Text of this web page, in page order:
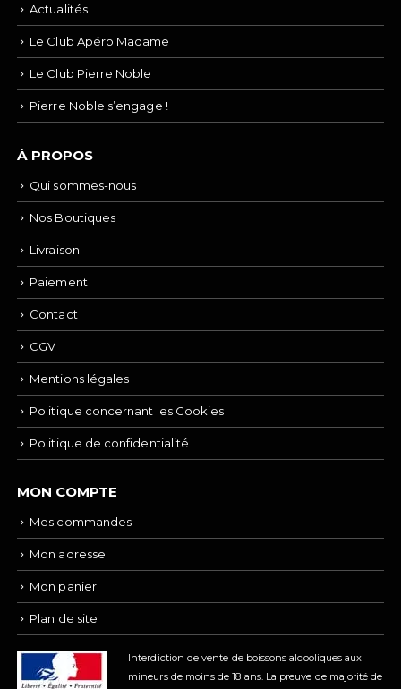
Actualités
Le Club Apéro Madame
Le Club Pierre Noble
Pierre Noble s’engage !
À PROPOS
Qui sommes-nous
Nos Boutiques
Livraison
Paiement
Contact
CGV
Mentions légales
Politique concernant les Cookies
Politique de confidentialité
MON COMPTE
Mes commandes
Mon adresse
Mon panier
Plan de site
Interdiction de vente de boissons alcooliques aux
mineurs de moins de 18 ans. La preuve de majorité de